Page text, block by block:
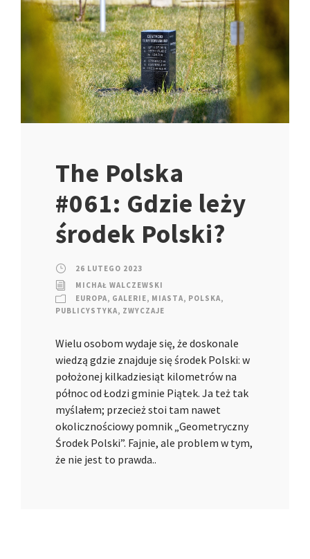
The Polska
#061: Gdzie leży
środek Polski?
26 LUTEGO 2023
MICHAŁ WALCZEWSKI
EUROPA, GALERIE, MIASTA, POLSKA,
PUBLICYSTYKA, ZWYCZAJE
Wielu osobom wydaje się, że doskonale
wiedzą gdzie znajduje się środek Polski: w
położonej kilkadziesiąt kilometrów na
północ od Łodzi gminie Piątek. Ja też tak
myślałem; przecież stoi tam nawet
okolicznościowy pomnik „Geometryczny
Środek Polski”. Fajnie, ale problem w tym,
że nie jest to prawda..